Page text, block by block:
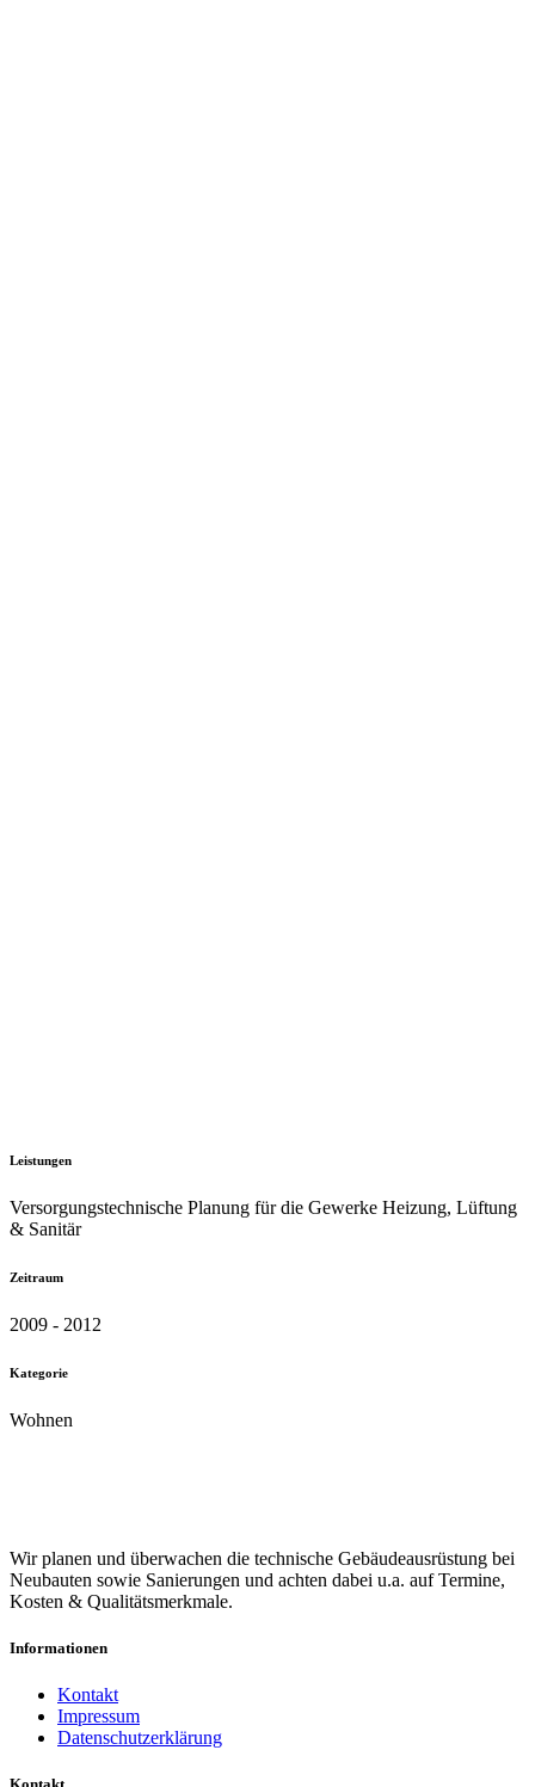
Leistungen
Versorgungstechnische Planung für die Gewerke Heizung, Lüftung
& Sanitär
Zeitraum
2009 - 2012
Kategorie
Wohnen
Wir planen und überwachen die technische Gebäudeausrüstung bei
Neubauten sowie Sanierungen und achten dabei u.a. auf Termine,
Kosten & Qualitätsmerkmale.
Informationen
Kontakt
Impressum
Datenschutzerklärung